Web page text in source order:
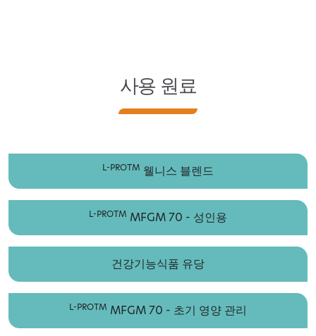
사용 원료
L-PROTM 웰니스 블렌드
L-PROTM MFGM 70 - 성인용
건강기능식품 유당
L-PROTM MFGM 70 - 초기 영양 관리